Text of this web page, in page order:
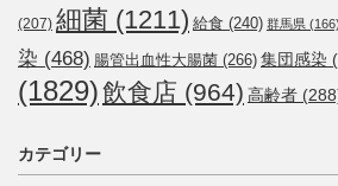
(207) 細菌 (1211) 給食 (240) 群馬県 (166)
染 (468) 腸管出血性大腸菌 (266) 集団感染
(1829)飲食店 (964) 高齢者
カテゴリー